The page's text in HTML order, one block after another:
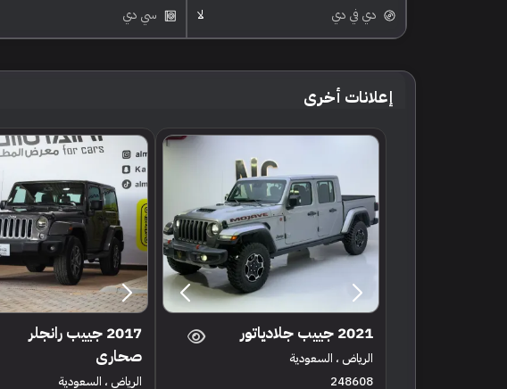
دي في دي لا سي دي
إعلانات أخرى
2021 جييب جلادياتور
الرياض ، السعودية
248608
2017 جييب رانجلر
صحارى
الرياض ، السعودية